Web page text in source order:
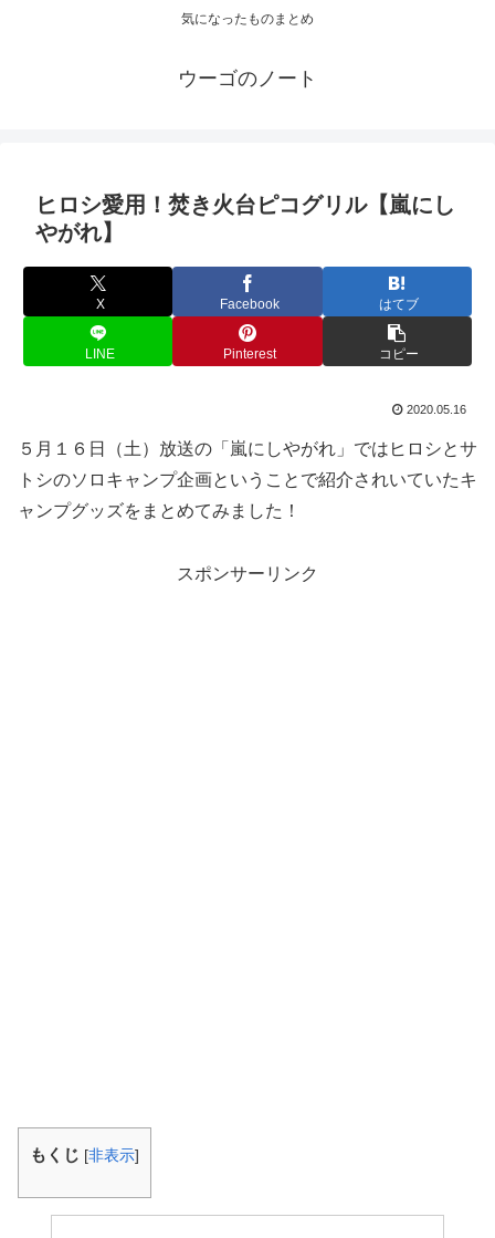
気になったものまとめ
ウーゴのノート
ヒロシ愛用！焚き火台ピコグリル【嵐にし
やがれ】
X Facebook はてブ
LINE Pinterest コピー
2020.05.16
５月１６日（土）放送の「嵐にしやがれ」ではヒロシとサ
トシのソロキャンプ企画ということで紹介されいていたキ
ャンプグッズをまとめてみました！
スポンサーリンク
もくじ [非表示]